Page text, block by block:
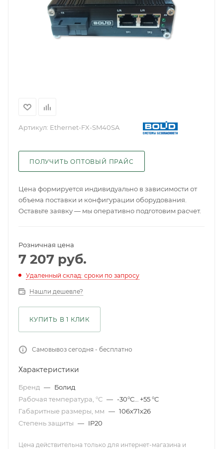
Артикул: Ethernet-FX-SM40SA
ПОЛУЧИТЬ ОПТОВЫЙ ПРАЙС
Цена формируется индивидуально в зависимости от
объема поставки и конфигурации оборудования.
Оставьте заявку — мы оперативно подготовим расчет.
Розничная цена
7 207 руб.
Удаленный склад: сроки по запросу
Нашли дешевле?
КУПИТЬ В 1 КЛИК
Самовывоз сегодня - бесплатно
Характеристики
Бренд — Болид
Рабочая температура, °С — -30°С… +55 °C
Габаритные размеры, мм — 106х71х26
Степень защиты — IP20
Цена действительна только для интернет-магазина и